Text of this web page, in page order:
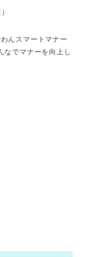
んスマートマナー
なでマナーを向上し